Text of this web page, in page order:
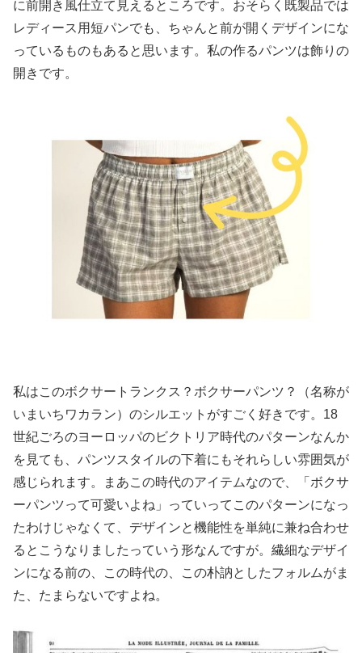
に前開き風仕立て見えるところです。おそらく既製品では
レディース用短パンでも、ちゃんと前が開くデザインにな
っているものもあると思います。私の作るパンツは飾りの
開きです。
私はこのボクサートランクス？ボクサーパンツ？（名称が
いまいちワカラン）のシルエットがすごく好きです。18
世紀ごろのヨーロッパのビクトリア時代のパターンなんか
を見ても、パンツスタイルの下着にもそれらしい雰囲気が
感じられます。まあこの時代のアイテムなので、「ボクサ
ーパンツって可愛いよね」っていってこのパターンになっ
たわけじゃなくて、デザインと機能性を単純に兼ね合わせ
るとこうなりましたっていう形なんですが。繊細なデザイ
ンになる前の、この時代の、この朴訥としたフォルムがま
た、たまらないですよね。